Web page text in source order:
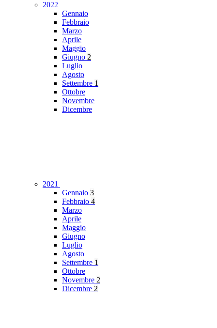
2022
Gennaio
Febbraio
Marzo
Aprile
Maggio
Giugno 2
Luglio
Agosto
Settembre 1
Ottobre
Novembre
Dicembre
2021
Gennaio 3
Febbraio 4
Marzo
Aprile
Maggio
Giugno
Luglio
Agosto
Settembre 1
Ottobre
Novembre 2
Dicembre 2